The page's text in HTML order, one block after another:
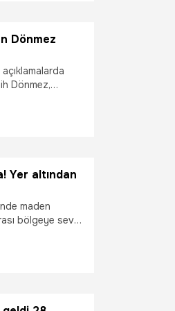
Dönmez
Dönmez,
Yer altından
maden
bölgeye sevk